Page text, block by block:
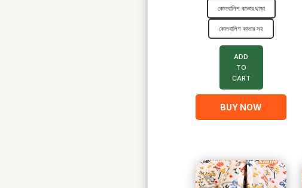
কোলবালিশ কাভার ছাড়া
কোলবালিশ কাভার সহ
ADD
TO
CART
BUY NOW